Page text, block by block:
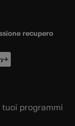
recupero
tuoi programmi